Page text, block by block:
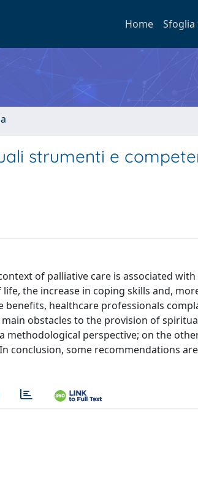
Home Sfoglia
strumenti e
of palliative care is associated with
the increase in coping skills and,
healthcare professionals
obstacles to the provision of
perspective; on the
conclusion, some recommendations are